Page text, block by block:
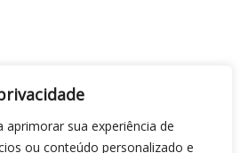
sua experiência de
ou conteúdo personalizado e